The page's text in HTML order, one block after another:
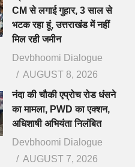
CM से लगाई गुहार, 3 साल से
भटक रहा हूं, उत्तराखंड में नहीं
मिल रही जमीन
Devbhoomi Dialogue
AUGUST 8, 2026
नंदा की चौकी एप्रोच रोड धंसने
का मामला, PWD का एक्शन,
अधिशाषी अभियंता निलंबित
Devbhoomi Dialogue
AUGUST 7, 2026